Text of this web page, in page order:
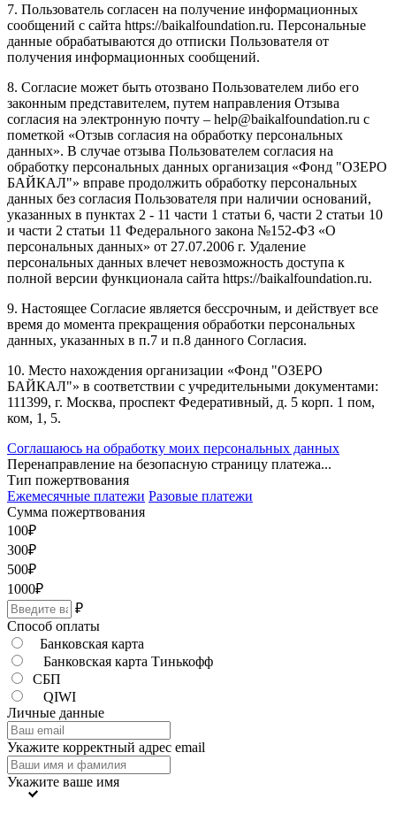
7. Пользователь согласен на получение информационных
сообщений с сайта https://baikalfoundation.ru. Персональные
данные обрабатываются до отписки Пользователя от
получения информационных сообщений.
8. Согласие может быть отозвано Пользователем либо его
законным представителем, путем направления Отзыва
согласия на электронную почту – help@baikalfoundation.ru с
пометкой «Отзыв согласия на обработку персональных
данных». В случае отзыва Пользователем согласия на
обработку персональных данных организация «Фонд "ОЗЕРО
БАЙКАЛ"» вправе продолжить обработку персональных
данных без согласия Пользователя при наличии оснований,
указанных в пунктах 2 - 11 части 1 статьи 6, части 2 статьи 10
и части 2 статьи 11 Федерального закона №152-ФЗ «О
персональных данных» от 27.07.2006 г. Удаление
персональных данных влечет невозможность доступа к
полной версии функционала сайта https://baikalfoundation.ru.
9. Настоящее Согласие является бессрочным, и действует все
время до момента прекращения обработки персональных
данных, указанных в п.7 и п.8 данного Согласия.
10. Место нахождения организации «Фонд "ОЗЕРО
БАЙКАЛ"» в соответствии с учредительными документами:
111399, г. Москва, проспект Федеративный, д. 5 корп. 1 пом,
ком, 1, 5.
Соглашаюсь на обработку моих персональных данных
Перенаправление на безопасную страницу платежа...
Тип пожертвования
Ежемесячные платежи Разовые платежи
Сумма пожертвования
100₽
300₽
500₽
1000₽
₽
Способ оплаты
Банковская карта
Банковская карта Тинькофф
СБП
QIWI
Личные данные
Укажите корректный адрес email
Укажите ваше имя